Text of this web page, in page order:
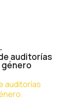
auditorías
auditorías